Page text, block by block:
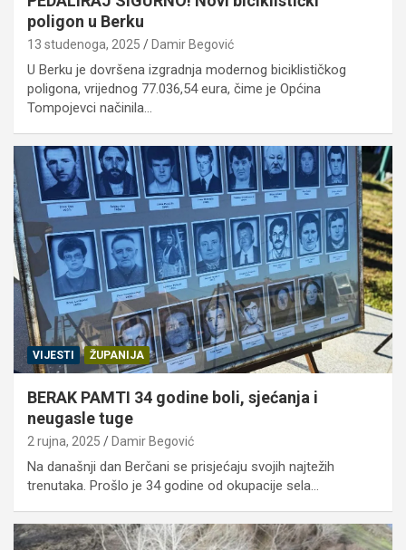
poligon u Berku
13 studenoga, 2025 Damir Begović
U Berku je dovršena izgradnja modernog biciklističkog
poligona, vrijednog 77.036,54 eura, čime je Općina
Tompojevci načinila…
VIJESTI ŽUPANIJA
BERAK PAMTI 34 godine boli, sjećanja i
neugasle tuge
2 rujna, 2025 Damir Begović
Na današnji dan Berčani se prisjećaju svojih najtežih
trenutaka. Prošlo je 34 godine od okupacije sela…